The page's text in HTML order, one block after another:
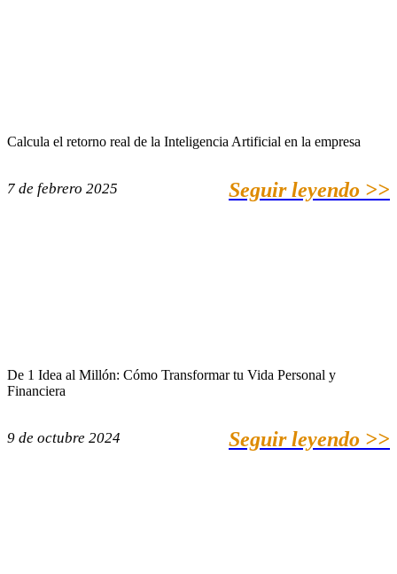
Calcula el retorno real de la Inteligencia Artificial en la empresa
7 de febrero 2025 Seguir leyendo >>
De 1 Idea al Millón: Cómo Transformar tu Vida Personal y
Financiera
9 de octubre 2024 Seguir leyendo >>